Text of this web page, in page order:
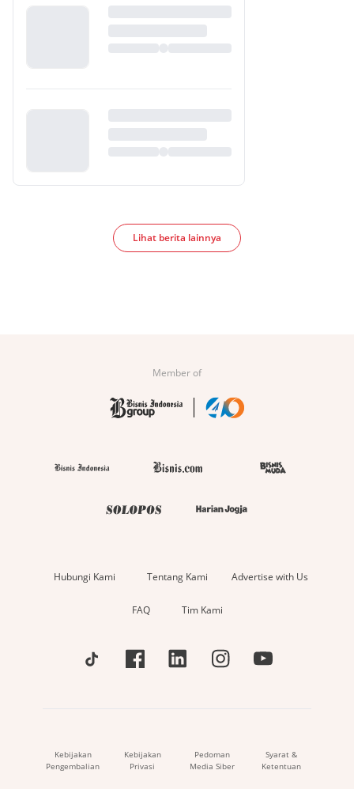
Lihat berita lainnya
Member of
Hubungi Kami Tentang Kami Advertise with Us
FAQ Tim Kami
Kebijakan
Pengembalian
Kebijakan
Privasi
Pedoman
Media Siber
Syarat &
Ketentuan